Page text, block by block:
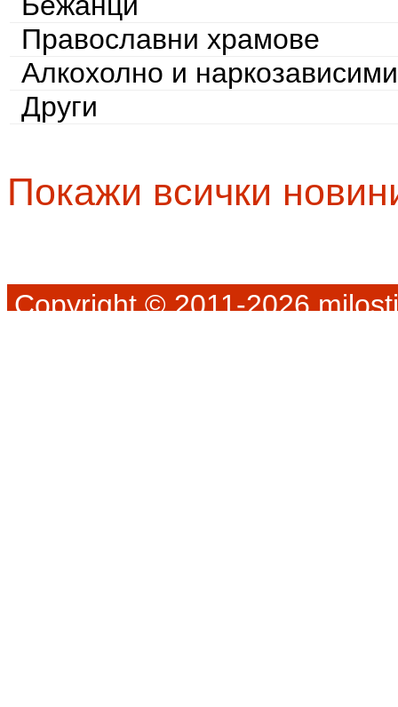
Православни храмове
Алкохолно и наркозависими
Други
Покажи всички
Copyright © 2011-2026